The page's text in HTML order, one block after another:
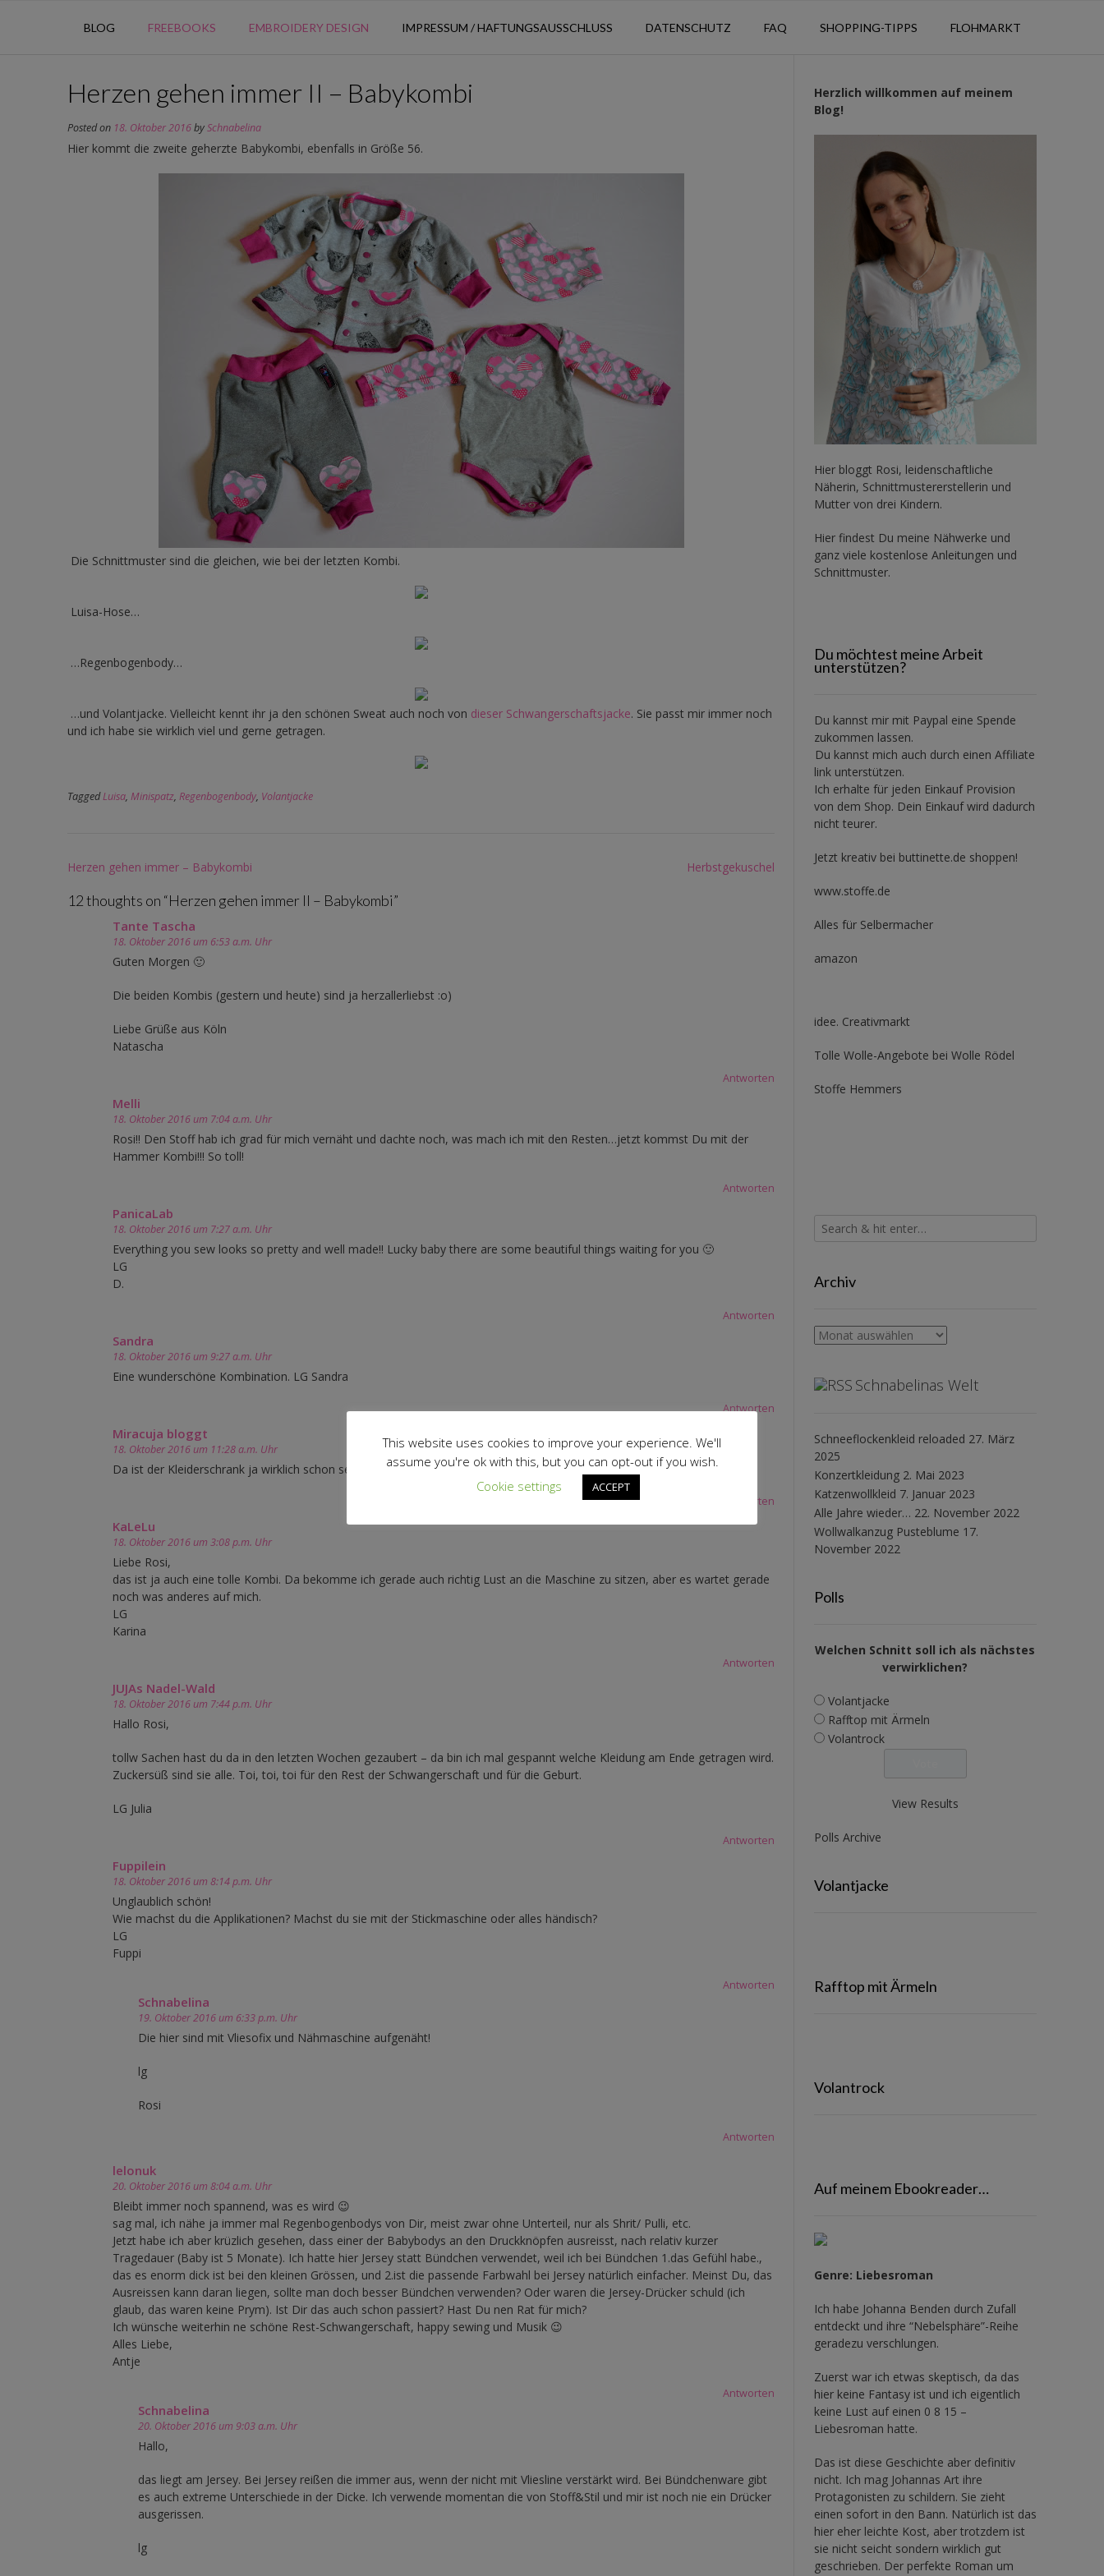
BLOG FREEBOOKS EMBROIDERY DESIGN IMPRESSUM / HAFTUNGSAUSSCHLUSS DATENSCHUTZ FAQ SHOPPING-TIPPS FLOHMARKT
Herzen gehen immer II – Babykombi
Posted on 18. Oktober 2016bySchnabelina
Hier kommt die zweite geherzte Babykombi, ebenfalls in Größe 56.
Die Schnittmuster sind die gleichen, wie bei der letzten Kombi.
Luisa-Hose…
…Regenbogenbody…
…und Volantjacke. Vielleicht kennt ihr ja den schönen Sweat auch noch von dieser Schwangerschaftsjacke. Sie passt mir immer noch
und ich habe sie wirklich viel und gerne getragen.
TaggedLuisa, Minispatz, Regenbogenbody, Volantjacke
Post
Herzen gehen immer – Babykombi Herbstgekuschel
12 thoughts on “Herzen gehen immer II – Babykombi”
Tante Tascha
18. Oktober 2016 um 6:53 a.m. Uhr
Guten Morgen 🙂
Die beiden Kombis (gestern und heute) sind ja herzallerliebst :o)
Liebe Grüße aus Köln
Natascha
Antworten
Melli
18. Oktober 2016 um 7:04 a.m. Uhr
Rosi!! Den Stoff hab ich grad für mich vernäht und dachte noch, was mach ich mit den Resten…jetzt kommst Du mit der
Hammer Kombi!!! So toll!
Antworten
PanicaLab
18. Oktober 2016 um 7:27 a.m. Uhr
Everything you sew looks so pretty and well made!! Lucky baby there are some beautiful things waiting for you 🙂
LG
D.
Antworten
Sandra
18. Oktober 2016 um 9:27 a.m. Uhr
Eine wunderschöne Kombination. LG Sandra
Antworten
Miracuja bloggt
18. Oktober 2016 um 11:28 a.m. Uhr
Da ist der Kleiderschrank ja wirklich schon sehr gut gefüllt <3 . Tolle Kombi!
Antworten
KaLeLu
18. Oktober 2016 um 3:08 p.m. Uhr
Liebe Rosi,
das ist ja auch eine tolle Kombi. Da bekomme ich gerade auch richtig Lust an die Maschine zu sitzen, aber es wartet gerade
noch was anderes auf mich.
LG
Karina
Antworten
JUJAs Nadel-Wald
18. Oktober 2016 um 7:44 p.m. Uhr
Hallo Rosi,
tollw Sachen hast du da in den letzten Wochen gezaubert – da bin ich mal gespannt welche Kleidung am Ende getragen wird.
Zuckersüß sind sie alle. Toi, toi, toi für den Rest der Schwangerschaft und für die Geburt.
LG Julia
Antworten
Fuppilein
18. Oktober 2016 um 8:14 p.m. Uhr
Unglaublich schön!
Wie machst du die Applikationen? Machst du sie mit der Stickmaschine oder alles händisch?
LG
Fuppi
Antworten
Schnabelina
19. Oktober 2016 um 6:33 p.m. Uhr
Die hier sind mit Vliesofix und Nähmaschine aufgenäht!
lg
Rosi
Antworten
lelonuk
20. Oktober 2016 um 8:04 a.m. Uhr
Bleibt immer noch spannend, was es wird 😉
sag mal, ich nähe ja immer mal Regenbogenbodys von Dir, meist zwar ohne Unterteil, nur als Shrit/ Pulli, etc.
Jetzt habe ich aber krüzlich gesehen, dass einer der Babybodys an den Druckknöpfen ausreisst, nach relativ kurzer
Tragedauer (Baby ist 5 Monate). Ich hatte hier Jersey statt Bündchen verwendet, weil ich bei Bündchen 1.das Gefühl habe.,
das es enorm dick ist bei den kleinen Grössen, und 2.ist die passende Farbwahl bei Jersey natürlich einfacher. Meinst Du, das
Ausreissen kann daran liegen, sollte man doch besser Bündchen verwenden? Oder waren die Jersey-Drücker schuld (ich
glaub, das waren keine Prym). Ist Dir das auch schon passiert? Hast Du nen Rat für mich?
Ich wünsche weiterhin ne schöne Rest-Schwangerschaft, happy sewing und Musik 😉
Alles Liebe,
Antje
Antworten
Schnabelina
20. Oktober 2016 um 9:03 a.m. Uhr
Hallo,
das liegt am Jersey. Bei Jersey reißen die immer aus, wenn der nicht mit Vliesline verstärkt wird. Bei Bündchenware gibt
es auch extreme Unterschiede in der Dicke. Ich verwende momentan die von Stoff&Stil und mir ist noch nie ein Drücker
ausgerissen.
lg
Herzlich willkommen auf meinem
Blog!
Hier bloggt Rosi, leidenschaftliche
Näherin, Schnittmustererstellerin und
Mutter von drei Kindern.
Hier findest Du meine Nähwerke und
ganz viele kostenlose Anleitungen und
Schnittmuster.
Du möchtest meine Arbeit
unterstützen?
Du kannst mir mit Paypal eine Spende
zukommen lassen.
Du kannst mich auch durch einen Affiliate
link unterstützen.
Ich erhalte für jeden Einkauf Provision
von dem Shop. Dein Einkauf wird dadurch
nicht teurer.
Jetzt kreativ bei buttinette.de shoppen!
www.stoffe.de
Alles für Selbermacher
amazon
idee. Creativmarkt
Tolle Wolle-Angebote bei Wolle Rödel
Stoffe Hemmers
Archiv
Archiv
Schnabelinas Welt
Schneeflockenkleid reloaded 27. März
2025
Konzertkleidung 2. Mai 2023
Katzenwollkleid 7. Januar 2023
Alle Jahre wieder… 22. November 2022
Wollwalkanzug Pusteblume 17.
November 2022
Polls
Welchen Schnitt soll ich als nächstes
verwirklichen?
Volantjacke
Rafftop mit Ärmeln
Volantrock
View Results
Polls Archive
Volantjacke
Rafftop mit Ärmeln
Volantrock
Auf meinem Ebookreader…
Genre: Liebesroman
Ich habe Johanna Benden durch Zufall
entdeckt und ihre “Nebelsphäre”-Reihe
geradezu verschlungen.
Zuerst war ich etwas skeptisch, da das
hier keine Fantasy ist und ich eigentlich
keine Lust auf einen 0 8 15 –
Liebesroman hatte.
Das ist diese Geschichte aber definitiv
nicht. Ich mag Johannas Art ihre
Protagonisten zu schildern. Sie zieht
einen sofort in den Bann. Natürlich ist das
hier eher leichte Kost, aber trotzdem ist
sie nicht seicht sondern wirklich gut
geschrieben. Der perfekte Roman um
This website uses cookies to improve your experience. We'll
assume you're ok with this, but you can opt-out if you wish.
Cookie settings
ACCEPT